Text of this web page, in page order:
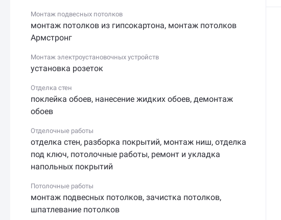
Монтаж подвесных потолков
монтаж потолков из гипсокартона, монтаж потолков
Армстронг
Монтаж электроустановочных устройств
установка розеток
Отделка стен
поклейка обоев, нанесение жидких обоев, демонтаж
обоев
Отделочные работы
отделка стен, разборка покрытий, монтаж ниш, отделка
под ключ, потолочные работы, ремонт и укладка
напольных покрытий
Потолочные работы
монтаж подвесных потолков, зачистка потолков,
шпатлевание потолков